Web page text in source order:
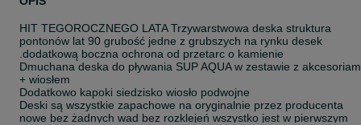
HIT TEGOROCZNEGO LATA Trzywarstwowa deska struktura
pontonów lat 90 grubość jedne z grubszych na rynku desek
.dodatkową boczna ochrona od przetarc o kamienie
Dmuchana deska do pływania SUP AQUA w zestawie z
+ wiosłem
Dodatkowo kapoki siedzisko wiosło podwojne
Deski są wszystkie zapachowe na oryginalnie przez producenta
nowe bez żadnych wad bez rozklejeń wszystko jest w pierwszym